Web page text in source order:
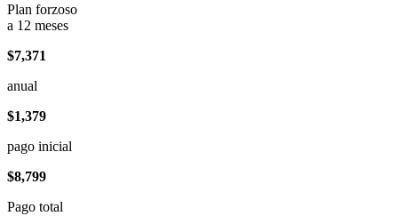
Plan forzoso
a 12 meses
$7,371
anual
$1,379
pago inicial
$8,799
Pago total